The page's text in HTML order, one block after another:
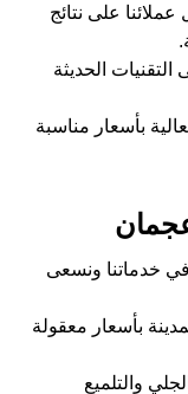
على نتائج
الحديثة
بأسعار مناسبة
خدماتنا ونسعى
بأسعار معقولة
والتلميع